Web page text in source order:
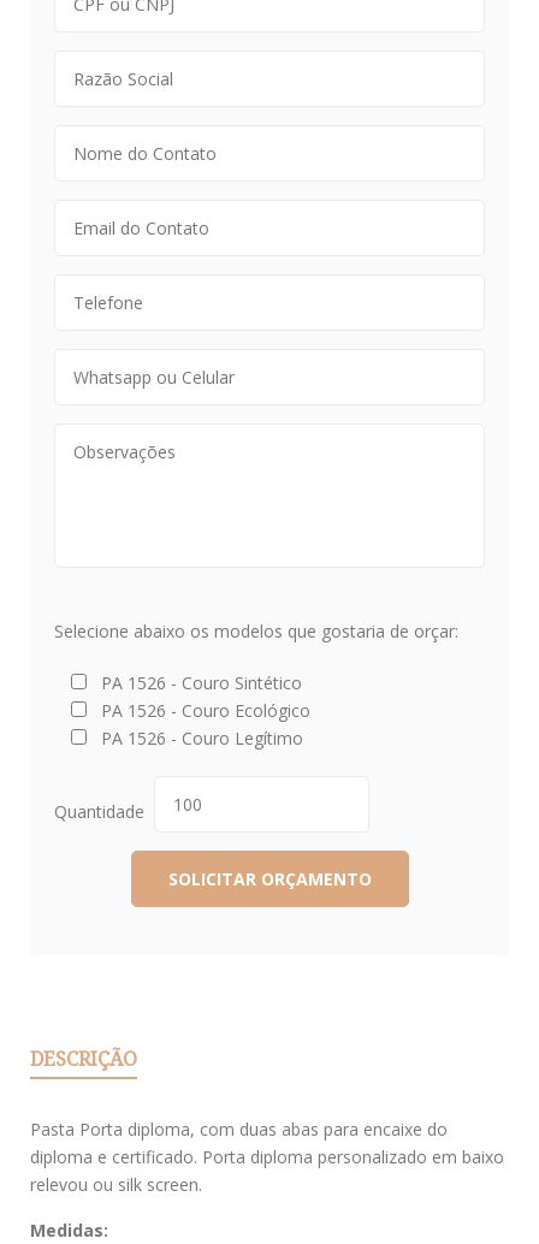
Selecione abaixo os modelos que gostaria de orçar:
PA 1526 - Couro Sintético
PA 1526 - Couro Ecológico
PA 1526 - Couro Legítimo
Quantidade
DESCRIÇÃO
Pasta Porta diploma, com duas abas para encaixe do
diploma e certificado. Porta diploma personalizado em baixo
relevou ou silk screen.
Medidas: